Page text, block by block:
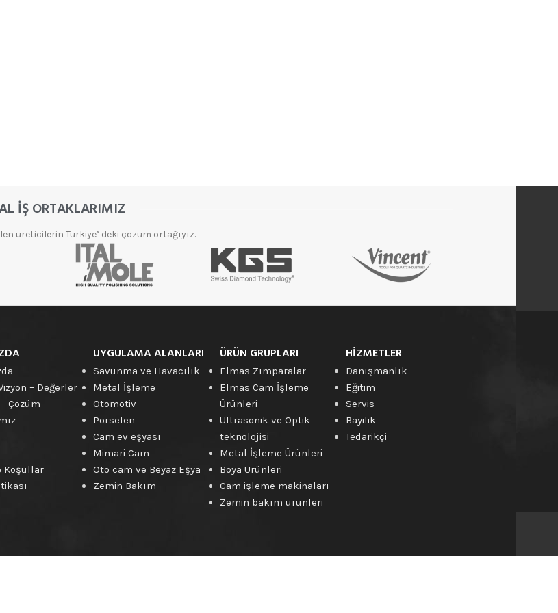
Disk
Taşlama ve
Partlatma
Ürünleri
Elmas
İŞ ORTAKLARIMIZ
üreticilerin Türkiye’ deki çözüm ortağıyız.
– Değerler
Çözüm
Koşullar
UYGULAMA ALANLARI
Savunma ve Havacılık
Metal İşleme
Otomotiv
Porselen
Cam ev eşyası
Mimari Cam
Oto cam ve Beyaz Eşya
Zemin Bakım
ÜRÜN GRUPLARI
Elmas Zımparalar
Elmas Cam İşleme
Ürünleri
Ultrasonik ve Optik
teknolojisi
Metal İşleme Ürünleri
Boya Ürünleri
Cam işleme makinaları
Zemin bakım ürünleri
HIZMETLER
Danışmanlık
Eğitim
Servis
Bayilik
Tedarikçi